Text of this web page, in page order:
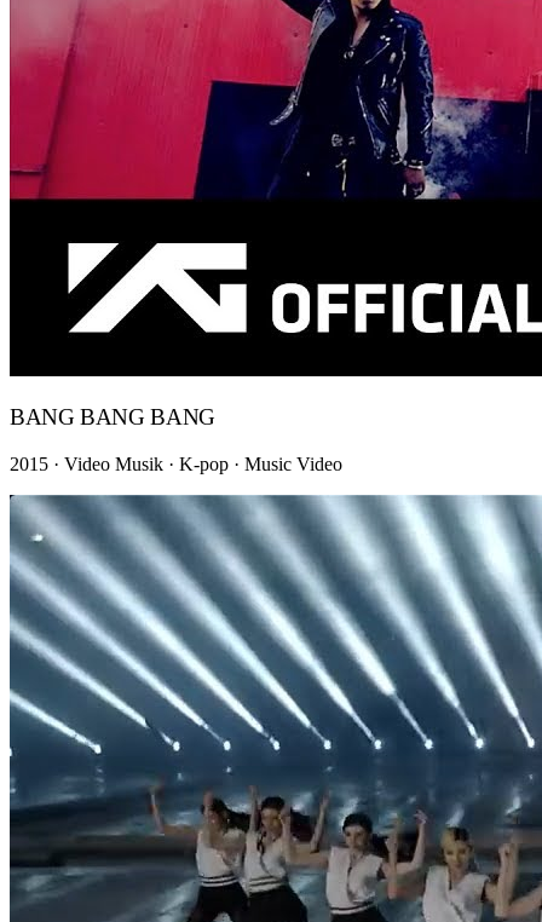
BANG BANG BANG
2015 · Video Musik · K-pop · Music Video